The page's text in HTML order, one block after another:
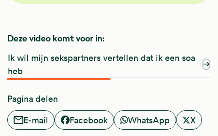
Deze video komt voor in:
Ik wil mijn sekspartners vertellen dat ik een soa
heb
Pagina delen
E-mail
Facebook WhatsApp X